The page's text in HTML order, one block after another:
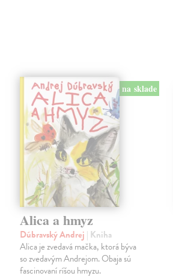
na sklade
Alica a hmyz
Dúbravský Andrej | Kniha
Alica je zvedavá mačka, ktorá býva
so zvedavým Andrejom. Obaja sú
fascinovaní ríšou hmyzu.